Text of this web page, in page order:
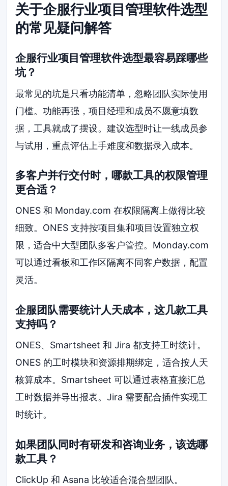
关于企服行业项目管理软件选型
的常见疑问解答
企服行业项目管理软件选型最容易踩哪些
坑？
最常见的坑是只看功能清单，忽略团队实际使用
门槛。功能再强，项目经理和成员不愿意填数
据，工具就成了摆设。建议选型时让一线成员参
与试用，重点评估上手难度和数据录入成本。
多客户并行交付时，哪款工具的权限管理
更合适？
ONES 和 Monday.com 在权限隔离上做得比较
细致。ONES 支持按项目集和项目设置独立权
限，适合中大型团队多客户管控。Monday.com
可以通过看板和工作区隔离不同客户数据，配置
灵活。
企服团队需要统计人天成本，这几款工具
支持吗？
ONES、Smartsheet 和 Jira 都支持工时统计。
ONES 的工时模块和资源排期绑定，适合按人天
核算成本。Smartsheet 可以通过表格直接汇总
工时数据并导出报表。Jira 需要配合插件实现工
时统计。
如果团队同时有研发和咨询业务，该选哪
款工具？
ClickUp 和 Asana 比较适合混合型团队。